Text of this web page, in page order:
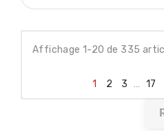
Affichage 1-20 de 335
1 2 3 … 17